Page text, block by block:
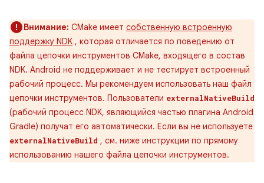
Внимание: CMake имеет собственную встроенную
поддержку NDK , которая отличается по поведению от
файла цепочки инструментов CMake, входящего в состав
NDK. Android не поддерживает и не тестирует встроенный
рабочий процесс. Мы рекомендуем использовать наш файл
цепочки инструментов. Пользователи externalNativeBuild
(рабочий процесс NDK, являющийся частью плагина Android
Gradle) получат его автоматически. Если вы не используете
externalNativeBuild , см. ниже инструкции по прямому
использованию нашего файла цепочки инструментов.